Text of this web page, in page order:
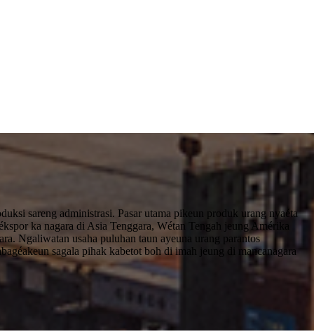
sareng administrasi. Pasar utama pikeun produk urang nyaéta
ka nagara di Asia Tenggara, Wétan Tengah jeung Amérika
Ngaliwatan usaha puluhan taun ayeuna urang parantos
sagala pihak kabetot boh di imah jeung di mancanagara